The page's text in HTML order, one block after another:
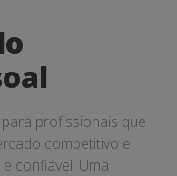
profissionais que
competitivo e
confiável. Uma